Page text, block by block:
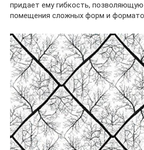
придает ему гибкость,
помещения сложных форм и